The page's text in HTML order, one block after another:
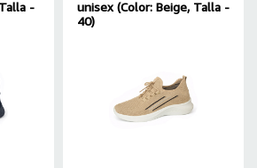
-
unisex (Color: Beige, Talla -
40)